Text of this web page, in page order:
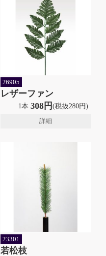
26905
レザーファン
1本 308円(税抜280円)
詳細
23301
若松枝